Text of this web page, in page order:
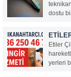
dostu
Etiler
yerleri